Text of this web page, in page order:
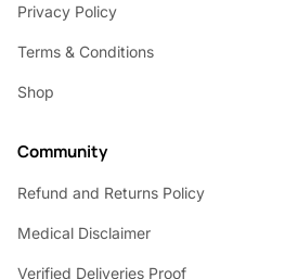
Privacy Policy
Terms & Conditions
Shop
Community
Refund and Returns Policy
Medical Disclaimer
Verified Deliveries Proof